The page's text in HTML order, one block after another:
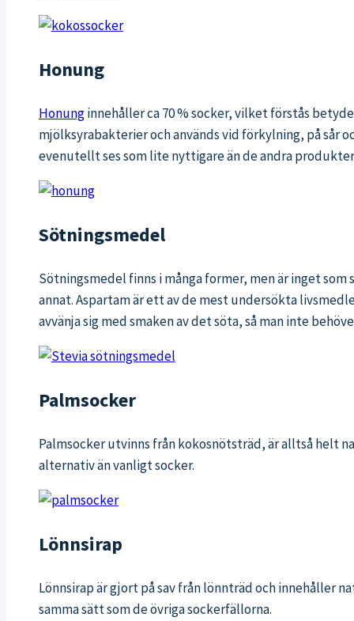
Honung
Honunginnehåller ca 70 % socker, vilket förstås
mjölksyrabakterier och används vid förkylning, på sår
evenutellt ses som lite nyttigare än de andra
Sötningsmedel
Sötningsmedel finns i många former, men är inget som
annat. Aspartam är ett av de mest undersökta
avvänja sig med smaken av det söta, så man inte
Palmsocker
Palmsocker utvinns från kokosnötsträd, är alltså helt
alternativ än vanligt socker.
Lönnsirap
Lönnsirap är gjort på sav från lönnträd och innehåller
samma sätt som de övriga sockerfällorna.